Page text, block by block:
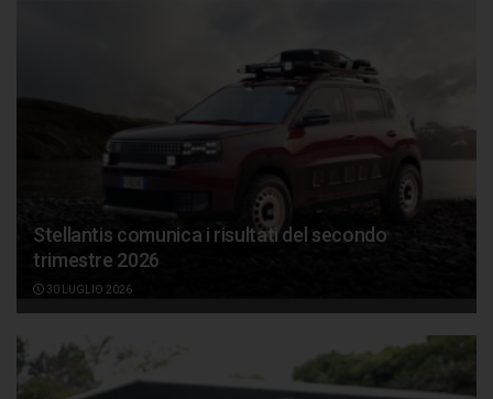
Stellantis comunica i risultati del secondo
trimestre 2026
30 LUGLIO 2026